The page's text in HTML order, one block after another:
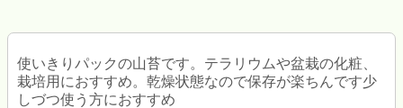
使いきりパックの山苔です。テラリウムや盆栽の化粧、
栽培用におすすめ。乾燥状態なので保存が楽ちんです少
しづつ使う方におすすめ